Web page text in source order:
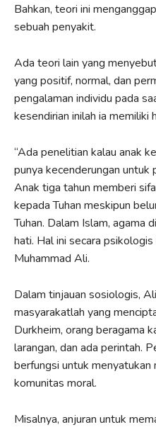
Bahkan, teori ini
sebuah penyakit.
Ada teori lain yang
yang positif, normal, dan
pengalaman individu pada
kesendirian inilah ia memiliki
“Ada penelitian kalau anak
punya kecenderungan untuk
Anak tiga tahun memberi
kepada Tuhan meskipun
Tuhan. Dalam Islam, agama
hati. Hal ini secara
Muhammad Ali.
Dalam tinjauan sosiologis,
masyarakatlah yang
Durkheim, orang beragama
larangan, dan ada perintah.
berfungsi untuk menyatukan
komunitas moral.
Misalnya, anjuran untuk